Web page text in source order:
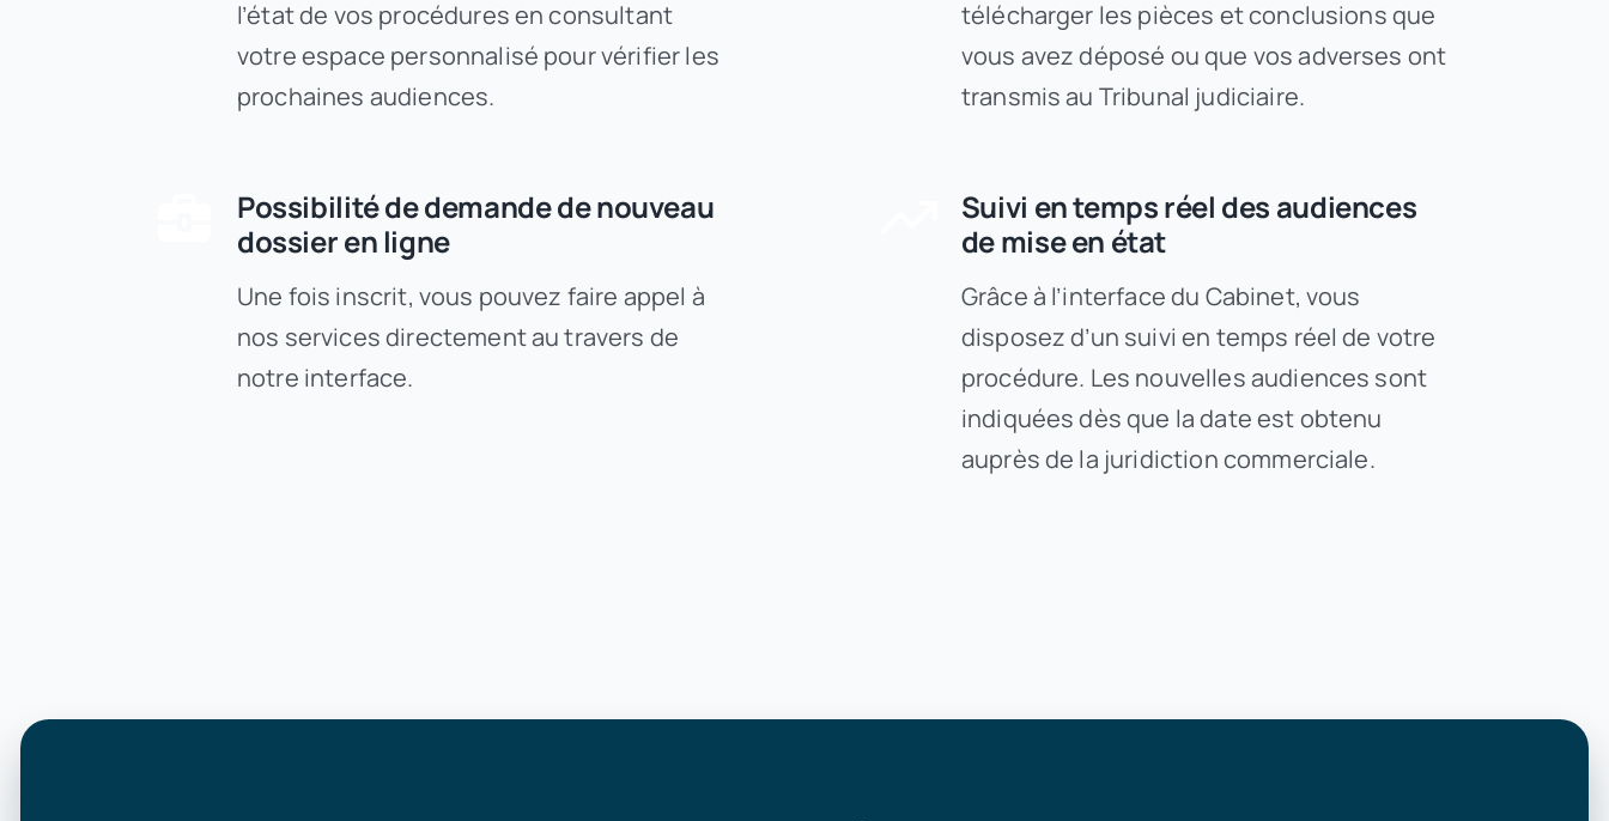
l’état de vos procédures en consultant
votre espace personnalisé pour vérifier les
prochaines audiences.
Possibilité de demande de nouveau
dossier en ligne
Une fois inscrit, vous pouvez faire appel à
nos services directement au travers de
notre interface.
télécharger les pièces et conclusions que
vous avez déposé ou que vos adverses ont
transmis au Tribunal judiciaire.
Suivi en temps réel des audiences
de mise en état
Grâce à l’interface du Cabinet, vous
disposez d’un suivi en temps réel de votre
procédure. Les nouvelles audiences sont
indiquées dès que la date est obtenu
auprès de la juridiction commerciale.